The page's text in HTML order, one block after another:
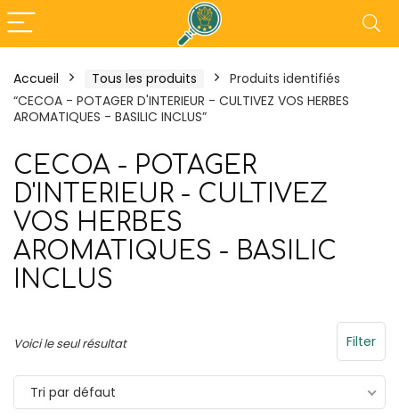
- 18%
Tefal Maxi Plancha XXL –
169,99€ 139,99€
Outsunny
3L x 3l x 2,30H
273,90€ 209,90
Accueil Tous les produits
Produits identifiés
“CECOA - POTAGER D'INTERIEUR - CULTIVEZ VOS HERBES
AROMATIQUES - BASILIC INCLUS”
CECOA - POTAGER
D'INTERIEUR - CULTIVEZ
VOS HERBES
AROMATIQUES - BASILIC
INCLUS
Filter
Voici le seul résultat
Tri par défaut